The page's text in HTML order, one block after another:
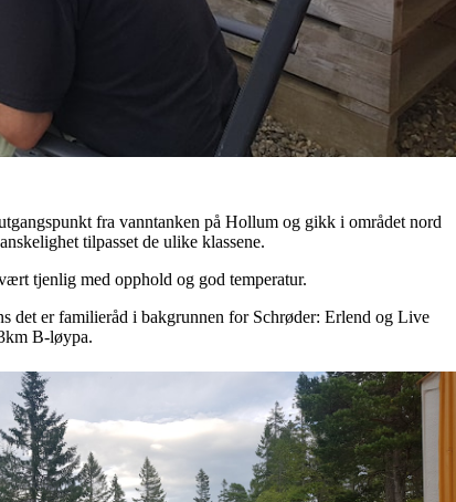
fra vanntanken på Hollum og gikk i området nord
tilpasset de ulike klassene.
tjenlig med opphold og god temperatur.
det er familieråd i bakgrunnen for Schrøder: Erlend og Live
B-løypa.